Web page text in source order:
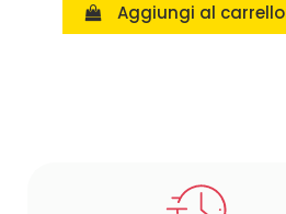
Aggiungi al carrello